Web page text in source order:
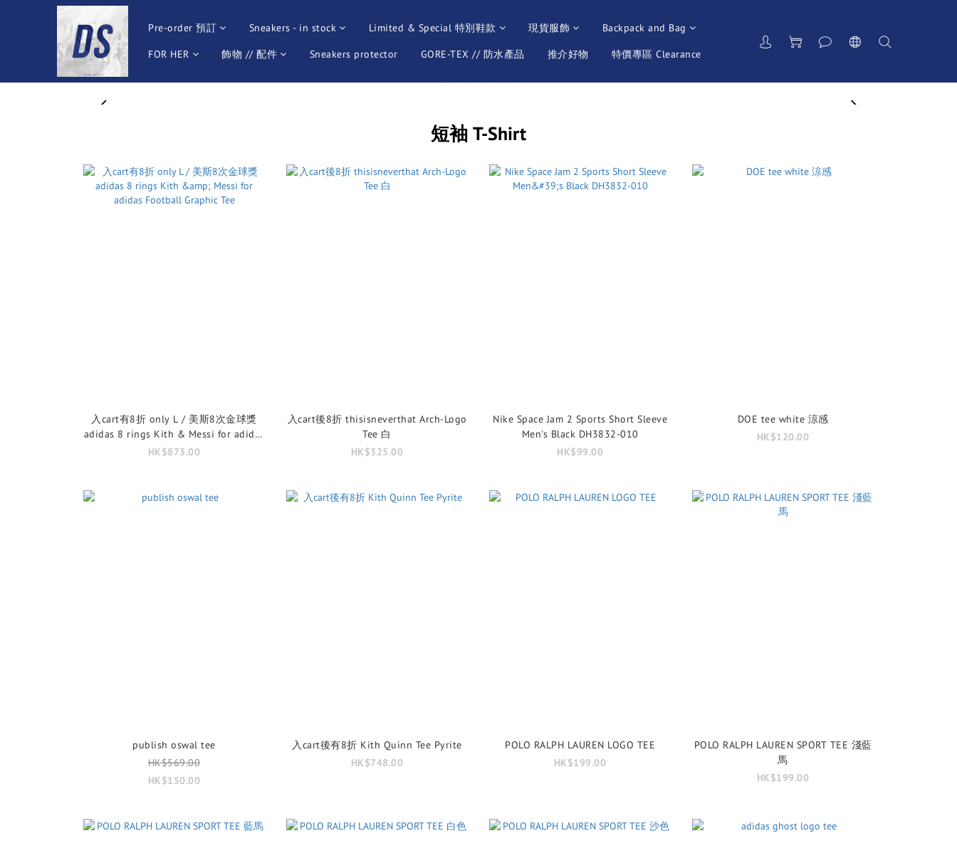
Pre-order 預訂 Sneakers - in stock Limited & Special 特別鞋款 現貨服飾 Backpack and Bag
FOR HER 飾物 // 配件 Sneakers protector GORE-TEX // 防水產品 推介好物 特價專區 Clearance
prev next
短袖 T-Shirt
入cart有8折 only L / 美斯8次金球獎
adidas 8 rings Kith & Messi for adidas
Football Graphic Tee
HK$873.00
入cart後8折 thisisneverthat Arch-Logo
Tee 白
HK$325.00
Nike Space Jam 2 Sports Short Sleeve
Men's Black DH3832-010
HK$99.00
DOE tee white 涼感
HK$120.00
publish oswal tee
HK$569.00
HK$150.00
入cart後有8折 Kith Quinn Tee Pyrite
HK$748.00
POLO RALPH LAUREN LOGO TEE
HK$199.00
POLO RALPH LAUREN SPORT TEE 淺藍
馬
HK$199.00